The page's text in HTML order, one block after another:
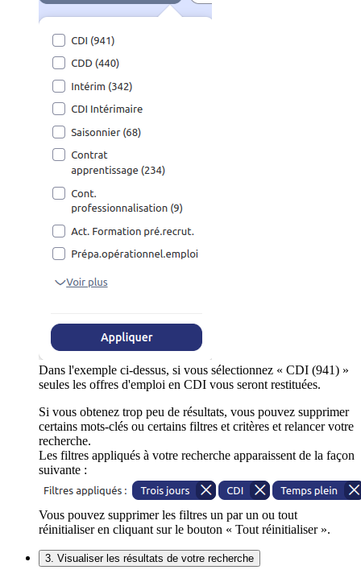
Dans l'exemple ci-dessus, si vous sélectionnez « CDI (941) »
seules les offres d'emploi en CDI vous seront restituées.
Si vous obtenez trop peu de résultats, vous pouvez supprimer
certains mots-clés ou certains filtres et critères et relancer votre
recherche.
Les filtres appliqués à votre recherche apparaissent de la façon
suivante :
Vous pouvez supprimer les filtres un par un ou tout
réinitialiser en cliquant sur le bouton « Tout réinitialiser ».
3. Visualiser les résultats de votre recherche